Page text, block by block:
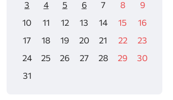
3
4 5 6 7 8
9
10
11 12 13 14 15
16
17
18 19 20 21 22
23
24
25 26 27 28 29
30
31